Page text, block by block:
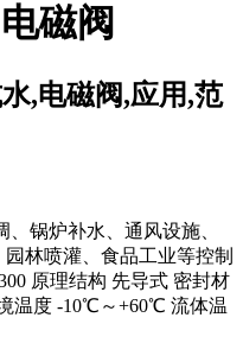
磁阀
,电磁阀,应用,范
锅炉补水、通风设施、
林喷灌、食品工业等控制
原理结构 先导式 密封材
温度 -10℃～+60℃ 流体温